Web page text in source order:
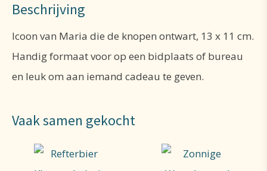
Beschrijving
Icoon van Maria die de knopen ontwart, 13 x 11 cm.
Handig formaat voor op een bidplaats of bureau
en leuk om aan iemand cadeau te geven.
Vaak samen gekocht